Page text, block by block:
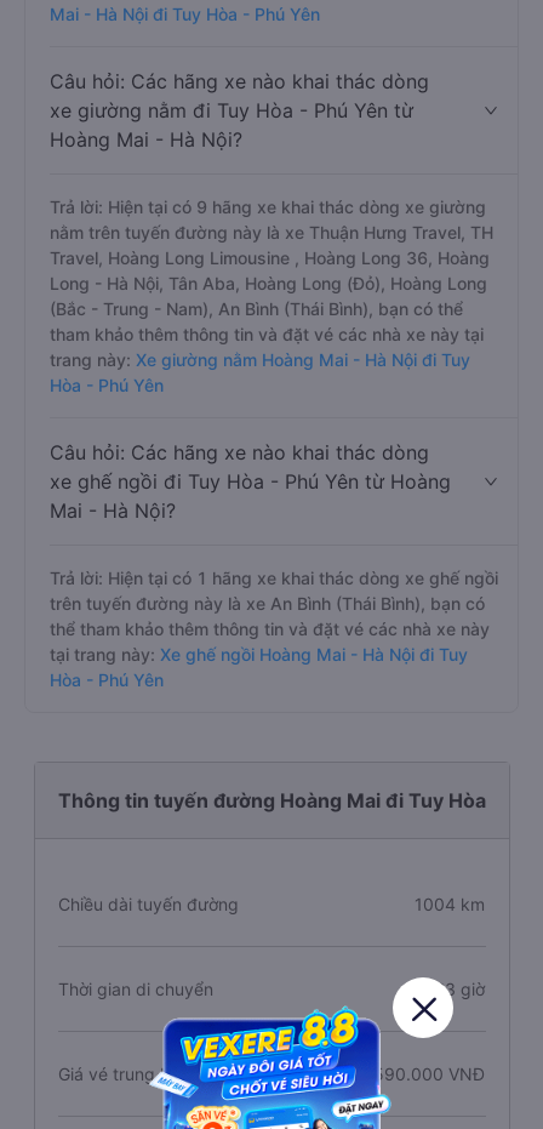
Mai - Hà Nội đi Tuy Hòa - Phú Yên
Câu hỏi: Các hãng xe nào khai thác dòng
xe giường nằm đi Tuy Hòa - Phú Yên từ
Hoàng Mai - Hà Nội?
Trả lời: Hiện tại có 9 hãng xe khai thác dòng xe giường
nằm trên tuyến đường này là xe Thuận Hưng Travel, TH
Travel, Hoàng Long Limousine , Hoàng Long 36, Hoàng
Long - Hà Nội, Tân Aba, Hoàng Long (Đỏ), Hoàng Long
(Bắc - Trung - Nam), An Bình (Thái Bình), bạn có thể
tham khảo thêm thông tin và đặt vé các nhà xe này tại
trang này: Xe giường nằm Hoàng Mai - Hà Nội đi Tuy
Hòa - Phú Yên
Câu hỏi: Các hãng xe nào khai thác dòng
xe ghế ngồi đi Tuy Hòa - Phú Yên từ Hoàng
Mai - Hà Nội?
Trả lời: Hiện tại có 1 hãng xe khai thác dòng xe ghế ngồi
trên tuyến đường này là xe An Bình (Thái Bình), bạn có
thể tham khảo thêm thông tin và đặt vé các nhà xe này
tại trang này: Xe ghế ngồi Hoàng Mai - Hà Nội đi Tuy
Hòa - Phú Yên
Thông tin tuyến đường Hoàng Mai đi Tuy Hòa
Chiều dài tuyến đường 1004 km
Thời gian di chuyển 23 giờ
Giá vé trung bình 1.590.000 VNĐ